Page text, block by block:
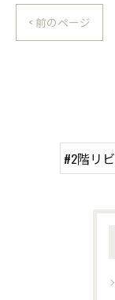
< 前のページ
#2階リ